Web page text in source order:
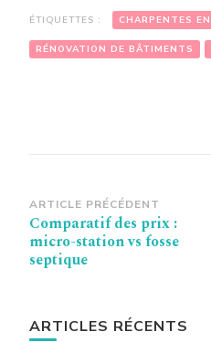
ÉTIQUETTES : CHARPENTES
RÉNOVATION DE BÂTIMENTS
Navigation
d’article
ARTICLE PRÉCÉDENT
Comparatif des prix :
micro-station vs fosse
septique
ARTICLES RÉCENTS